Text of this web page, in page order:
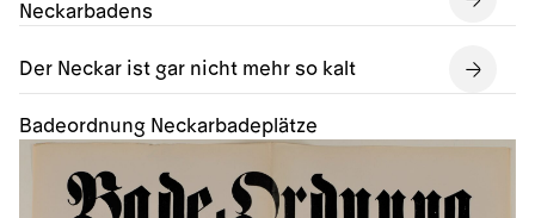
Neckarbadens
Der Neckar ist gar nicht mehr so kalt
Badeordnung Neckarbadeplätze